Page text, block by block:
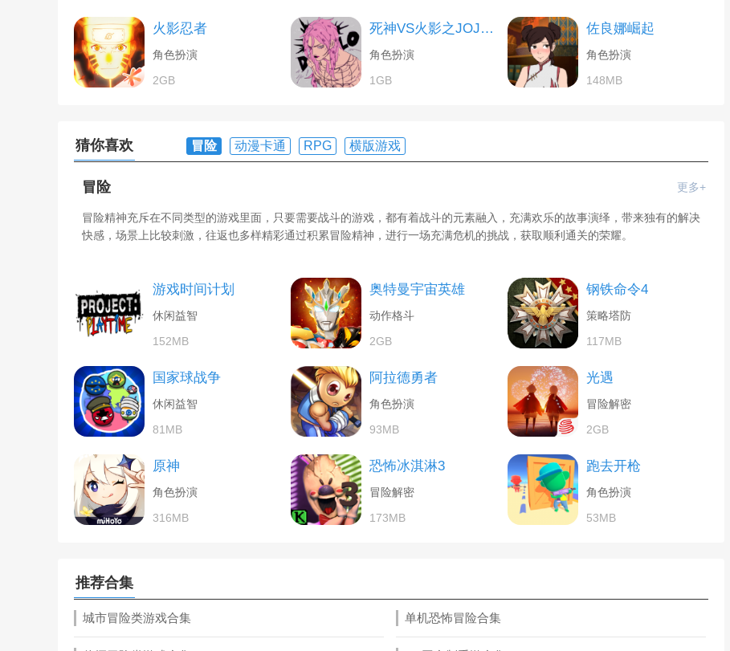
火影忍者
角色扮演
2GB
死神VS火影之JOJO的奇妙冒险
角色扮演
1GB
佐良娜崛起
角色扮演
148MB
猜你喜欢 冒险 动漫卡通 RPG 横版游戏
冒险 更多+
冒险精神充斥在不同类型的游戏里面，只要需要战斗的游戏，都有着战斗的元素融入，充满欢乐的故事演绎，带来独有的解决
快感，场景上比较刺激，往返也多样精彩通过积累冒险精神，进行一场充满危机的挑战，获取顺利通关的荣耀。
游戏时间计划
休闲益智
152MB
奥特曼宇宙英雄
动作格斗
2GB
钢铁命令4
策略塔防
117MB
国家球战争
休闲益智
81MB
阿拉德勇者
角色扮演
93MB
光遇
冒险解密
2GB
原神
角色扮演
316MB
恐怖冰淇淋3
冒险解密
173MB
跑去开枪
角色扮演
53MB
推荐合集
城市冒险类游戏合集 单机恐怖冒险合集